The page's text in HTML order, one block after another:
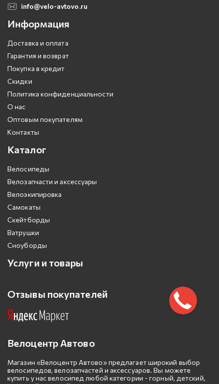
info@velo-avtovo.ru
Информация
Доставка и оплата
Гарантия и возврат
Покупка в кредит
Скидки
Политика конфиденциальности
О нас
Оптовым покупателям
Контакты
Каталог
Велосипеды
Велозапчасти и аксессуары
Велоэкипировка
Самокаты
Скейтборды
Ватрушки
Сноуборды
Услуги и товары
Отзывы покупателей
Велоцентр Автово
Магазин «Велоцентр Автово» предлагает широкий выбор
велосипедов, велозапчастей и аксессуаров. Вы можете
купить у нас велосипед любой категории - горный, детский,